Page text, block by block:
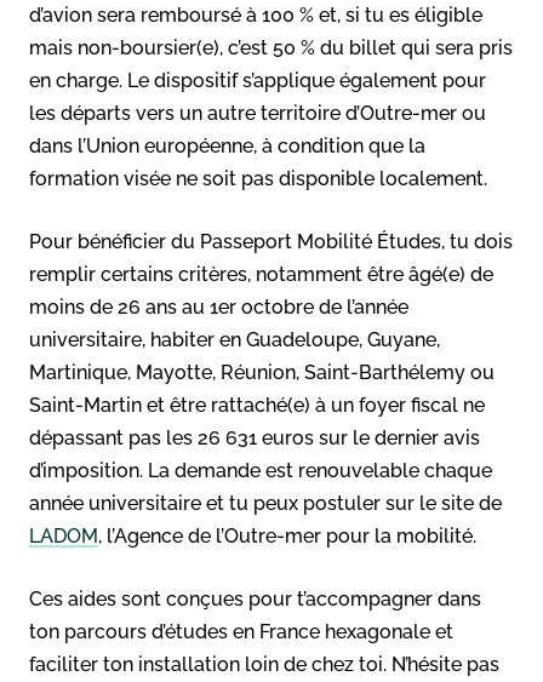
d’avion sera remboursé à 100 % et, si tu es éligible
mais non-boursier(e), c’est 50 % du billet qui sera pris
en charge. Le dispositif s’applique également pour
les départs vers un autre territoire d’Outre-mer ou
dans l’Union européenne, à condition que la
formation visée ne soit pas disponible localement.
Pour bénéficier du Passeport Mobilité Études, tu dois
remplir certains critères, notamment être âgé(e) de
moins de 26 ans au 1er octobre de l’année
universitaire, habiter en Guadeloupe, Guyane,
Martinique, Mayotte, Réunion, Saint-Barthélemy ou
Saint-Martin et être rattaché(e) à un foyer fiscal ne
dépassant pas les 26 631 euros sur le dernier avis
d’imposition. La demande est renouvelable chaque
année universitaire et tu peux postuler sur le site de
LADOM, l’Agence de l’Outre-mer pour la mobilité.
Ces aides sont conçues pour t’accompagner dans
ton parcours d’études en France hexagonale et
faciliter ton installation loin de chez toi. N’hésite pas